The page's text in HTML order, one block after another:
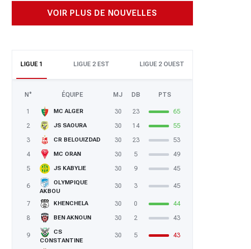
VOIR PLUS DE NOUVELLES
LIGUE 1 LIGUE 2 EST LIGUE 2 OUEST
N° ÉQUIPE MJ DB PTS
1 MC ALGER 30 23
65
2
JS SAOURA 30 14
55
3
CR BELOUIZDAD 30 23
53
4
MC ORAN 30 5
49
5
JS KABYLIE 30 9 45
6
OLYMPIQUE
AKBOU
30 3 45
7 KHENCHELA 30 0
44
8
BEN AKNOUN 30 2 43
9
CS
CONSTANTINE
30 5 43